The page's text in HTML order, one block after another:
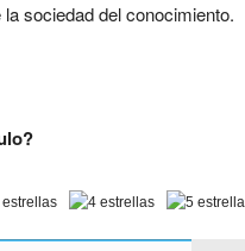
sociedad del conocimiento.